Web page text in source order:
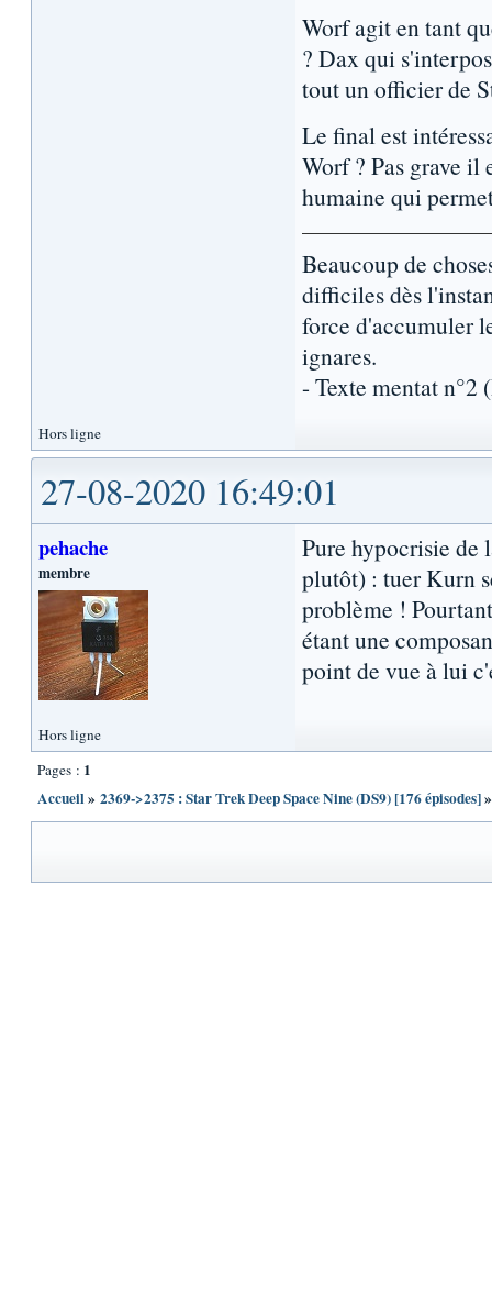
Worf agit en tant
? Dax qui
tout un officier de
Le final est
Worf ? Pas grave il
humaine qui
Beaucoup de
difficiles dès
force d'accumuler
ignares.
- Texte mentat n°2
Hors ligne
27-08-2020 16:49:01
pehache
membre
Pure hypocrisie de
plutôt) : tuer Kurn
problème !
étant une
point de vue à lui
Hors ligne
Pages : 1
Accueil» 2369->2375 : Star Trek Deep Space Nine (DS9) [176 épisodes]